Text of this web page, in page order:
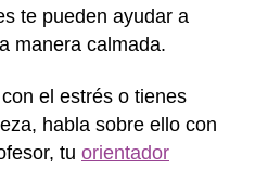
te pueden ayudar a
manera calmada.
el estrés o tienes
habla sobre ello con
tu orientador